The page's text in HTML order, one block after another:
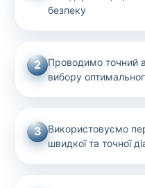
безпеку
2
Проводимо точний
вибору
3 Використовуємо
швидкої та точної